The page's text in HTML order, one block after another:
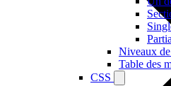
Niveaux
Table des
CSS